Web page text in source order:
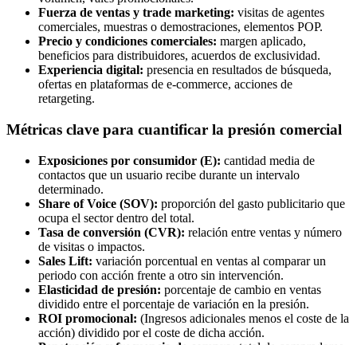
Fuerza de ventas y trade marketing: visitas de agentes
comerciales, muestras o demostraciones, elementos POP.
Precio y condiciones comerciales: margen aplicado,
beneficios para distribuidores, acuerdos de exclusividad.
Experiencia digital: presencia en resultados de búsqueda,
ofertas en plataformas de e-commerce, acciones de
retargeting.
Métricas clave para cuantificar la presión comercial
Exposiciones por consumidor (E): cantidad media de
contactos que un usuario recibe durante un intervalo
determinado.
Share of Voice (SOV): proporción del gasto publicitario que
ocupa el sector dentro del total.
Tasa de conversión (CVR): relación entre ventas y número
de visitas o impactos.
Sales Lift: variación porcentual en ventas al comparar un
periodo con acción frente a otro sin intervención.
Elasticidad de presión: porcentaje de cambio en ventas
dividido entre el porcentaje de variación en la presión.
ROI promocional: (Ingresos adicionales menos el coste de la
acción) dividido por el coste de dicha acción.